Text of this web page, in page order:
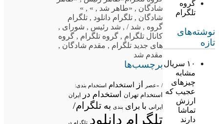
گروه
تلگرام
نوشته‌های
تازه
۱۰ سریال
مشابه
چیزهای
عجیب که
ارزش
تماشا
دارند
شادگان , «طاهر شد ,
»
,
»
شادگان , تلگرام دانلود , تلگرام
گروه , شد /, شد رئیس , شورای ,
کانال تلگرام , گروه تلگرام , گروه
های جدید تلگرام , مقدم شادگان ,
مقدم شد
برچسب‌ها
/ «عصر از استخدام استخدام بندی:
استخدام تهران استخدام در ایران
ایرانی با برای بندی به تلگرام/
تلگرام دانلود تلگرام در